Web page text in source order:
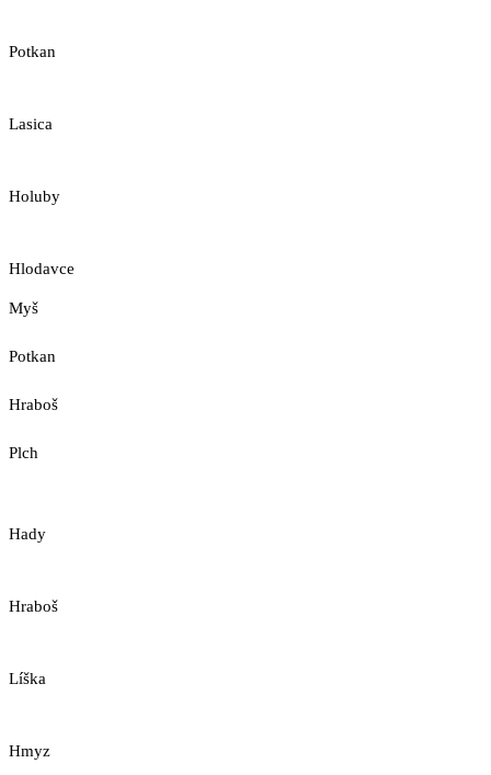
Potkan
Lasica
Holuby
Hlodavce
Myš
Potkan
Hraboš
Plch
Hady
Hraboš
Líška
Hmyz